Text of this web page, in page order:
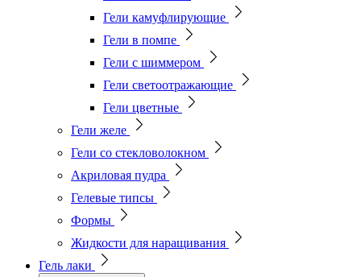
Гели камуфлирующие
Гели в помпе
Гели с шиммером
Гели светоотражающие
Гели цветные
Гели желе
Гели со стекловолокном
Акриловая пудра
Гелевые типсы
Формы
Жидкости для наращивания
Гель лаки